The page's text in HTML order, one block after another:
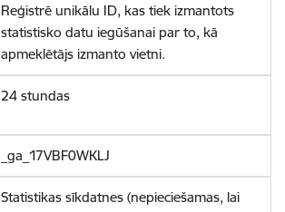
Reģistrē unikālu ID, kas tiek izmantots
statistisko datu iegūšanai par to, kā
apmeklētājs izmanto vietni.
24 stundas
_ga_17VBF0WKLJ
Statistikas sīkdatnes (nepieciešamas, lai